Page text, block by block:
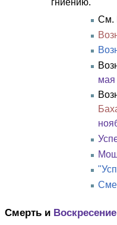
гниению.
См.
мая
Смерть и Воскресение